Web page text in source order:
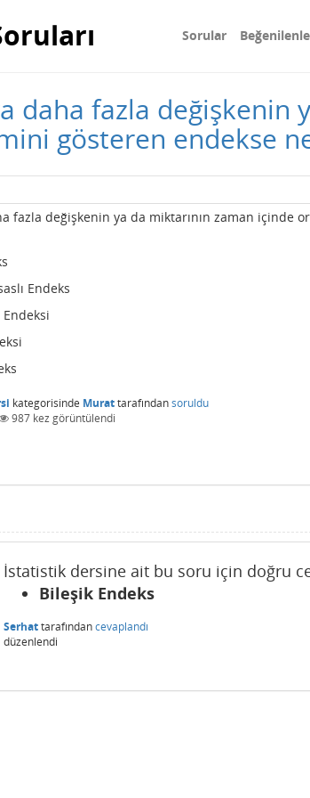
Sorular
daha fazla değişkenin
gösteren endekse
fazla değişkenin ya da miktarının zaman içinde
Endeks
Endeksi
kategorisinde Murattarafındansoruldu
987 kez görüntülendi
İstatistik dersine ait bu soru için doğru
Bileşik Endeks
Serhattarafındancevaplandı
düzenlendi